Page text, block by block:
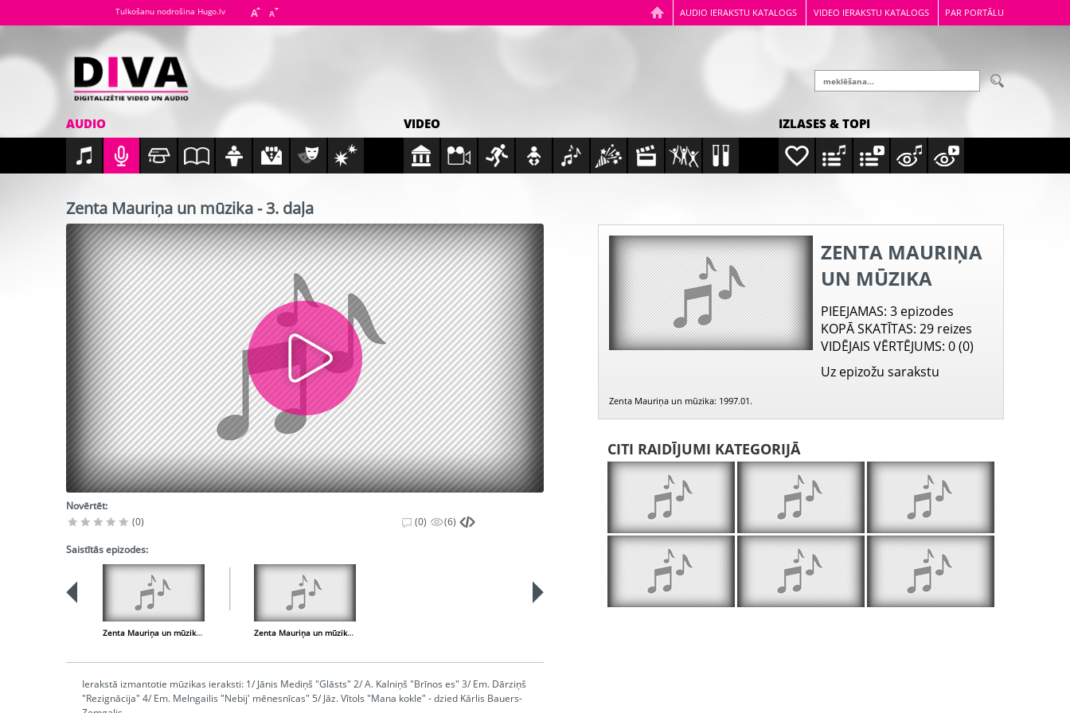
AUDIO IERAKSTU KATALOGS VIDEO IERAKSTU KATALOGS PAR PORTĀLU
Tulkošanu nodrošina Hugo.lv
AUDIO VIDEO IZLASES & TOPI
Zenta Mauriņa un mūzika - 3. daļa
Novērtēt:
(0)
(0) (6)
Saistītās epizodes:
Zenta Mauriņa un mūzika - 2. daļa Zenta Mauriņa un mūzika - 1. daļa
Ierakstā izmantotie mūzikas ieraksti: 1/ Jānis Mediņš "Glāsts" 2/ A. Kalniņš "Brīnos es" 3/ Em. Dārziņš
"Rezignācija" 4/ Em. Melngailis "Nebij' mēnesnīcas" 5/ Jāz. Vītols "Mana kokle" - dzied Kārlis Bauers-
ZENTA MAURIŅA
UN MŪZIKA
PIEEJAMAS: 3 epizodes
KOPĀ SKATĪTAS: 29 reizes
VIDĒJAIS VĒRTĒJUMS: 0 (0)
Uz epizožu sarakstu
Zenta Mauriņa un mūzika: 1997.01.
CITI RAIDĪJUMI KATEGORIJĀ